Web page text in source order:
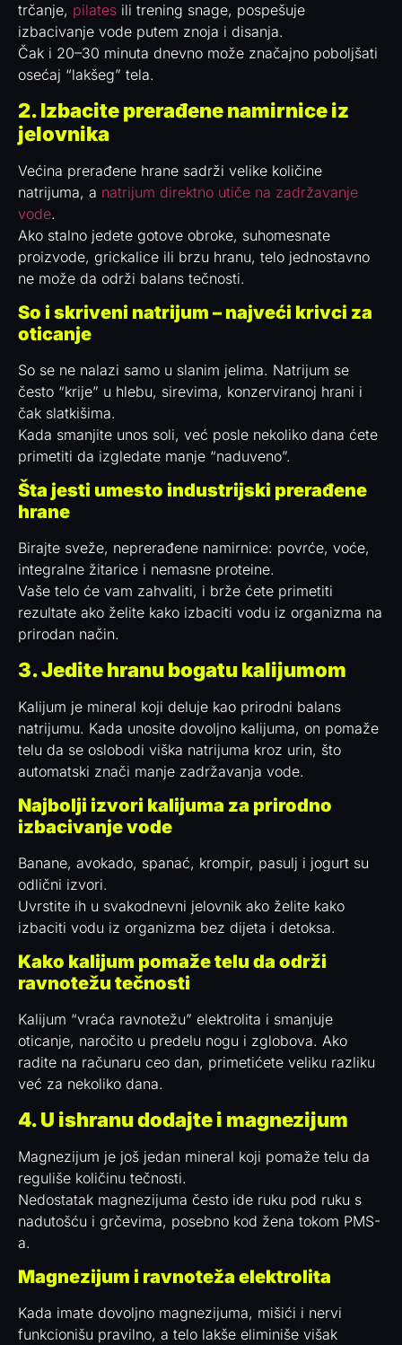
trčanje, pilates ili trening snage, pospešuje
izbacivanje vode putem znoja i disanja.
Čak i 20–30 minuta dnevno može značajno poboljšati
osećaj “lakšeg” tela.
2. Izbacite prerađene namirnice iz
jelovnika
Većina prerađene hrane sadrži velike količine
natrijuma, a natrijum direktno utiče na zadržavanje
vode.
Ako stalno jedete gotove obroke, suhomesnate
proizvode, grickalice ili brzu hranu, telo jednostavno
ne može da održi balans tečnosti.
So i skriveni natrijum – najveći krivci za
oticanje
So se ne nalazi samo u slanim jelima. Natrijum se
često “krije” u hlebu, sirevima, konzerviranoj hrani i
čak slatkišima.
Kada smanjite unos soli, već posle nekoliko dana ćete
primetiti da izgledate manje “naduveno”.
Šta jesti umesto industrijski prerađene
hrane
Birajte sveže, neprerađene namirnice: povrće, voće,
integralne žitarice i nemasne proteine.
Vaše telo će vam zahvaliti, i brže ćete primetiti
rezultate ako želite kako izbaciti vodu iz organizma na
prirodan način.
3. Jedite hranu bogatu kalijumom
Kalijum je mineral koji deluje kao prirodni balans
natrijumu. Kada unosite dovoljno kalijuma, on pomaže
telu da se oslobodi viška natrijuma kroz urin, što
automatski znači manje zadržavanja vode.
Najbolji izvori kalijuma za prirodno
izbacivanje vode
Banane, avokado, spanać, krompir, pasulj i jogurt su
odlični izvori.
Uvrstite ih u svakodnevni jelovnik ako želite kako
izbaciti vodu iz organizma bez dijeta i detoksa.
Kako kalijum pomaže telu da održi
ravnotežu tečnosti
Kalijum “vraća ravnotežu” elektrolita i smanjuje
oticanje, naročito u predelu nogu i zglobova. Ako
radite na računaru ceo dan, primetićete veliku razliku
već za nekoliko dana.
4. U ishranu dodajte i magnezijum
Magnezijum je još jedan mineral koji pomaže telu da
reguliše količinu tečnosti.
Nedostatak magnezijuma često ide ruku pod ruku s
nadutošću i grčevima, posebno kod žena tokom PMS-
a.
Magnezijum i ravnoteža elektrolita
Kada imate dovoljno magnezijuma, mišići i nervi
funkcionišu pravilno, a telo lakše eliminiše višak